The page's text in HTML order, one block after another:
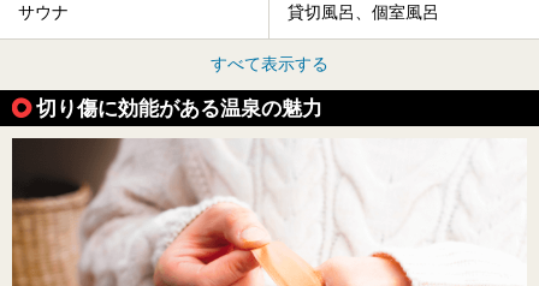
サウナ 貸切風呂、個室風呂
すべて表示する
切り傷に効能がある温泉の魅力